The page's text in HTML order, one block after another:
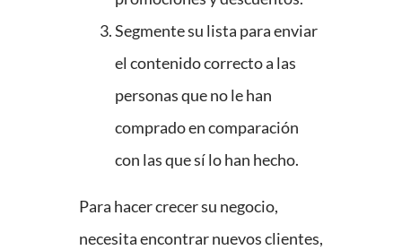
Segmente su lista para enviar
el contenido correcto a las
personas que no le han
comprado en comparación
con las que sí lo han hecho.
Para hacer crecer su negocio,
necesita encontrar nuevos clientes,